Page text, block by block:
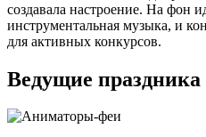
создавала настроение. На фон
инструментальная музыка, и
для активных конкурсов.
Ведущие праздника